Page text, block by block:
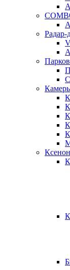
Радар-
Ксенон